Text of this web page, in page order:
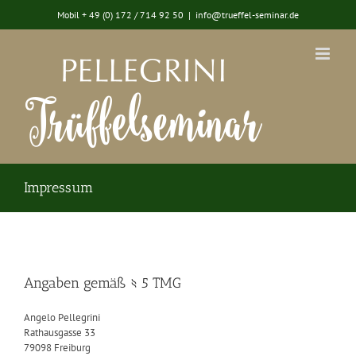
Mobil + 49 (0) 172 / 714 92 50 | info@trueffel-seminar.de
Impressum
Angaben gemäß § 5 TMG
Angelo Pellegrini
Rathausgasse 33
79098 Freiburg